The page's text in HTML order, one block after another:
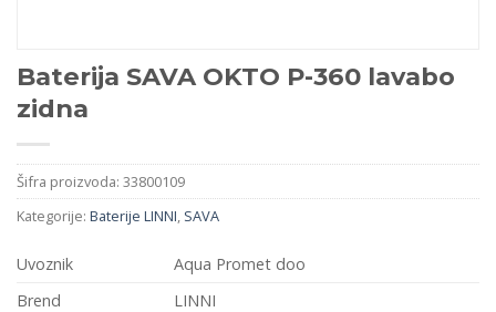
Baterija SAVA OKTO P-360 lavabo
zidna
Šifra proizvoda: 33800109
Kategorije: Baterije LINNI, SAVA
Uvoznik
Aqua Promet doo
Brend
LINNI